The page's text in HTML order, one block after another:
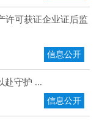
许可获证企业证后监
信息公开
赴守护 ...
信息公开